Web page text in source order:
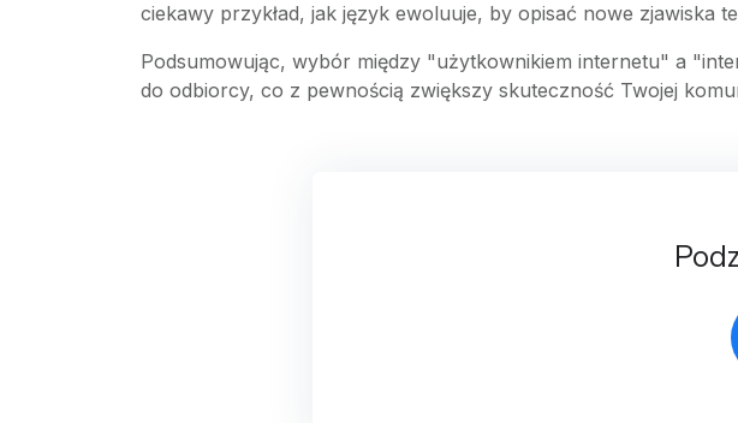
ciekawy przykład, jak język ewoluuje, by opisać nowe zjawiska
Podsumowując, wybór między "użytkownikiem internetu" a
do odbiorcy, co z pewnością zwiększy skuteczność Twojej